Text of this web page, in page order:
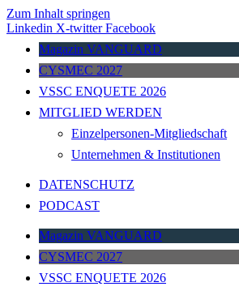
Zum Inhalt springen
Linkedin X-twitter Facebook
Magazin VANGUARD
CYSMEC 2027
VSSC ENQUETE 2026
MITGLIED WERDEN
Einzelpersonen-Mitgliedschaft
Unternehmen & Institutionen
DATENSCHUTZ
PODCAST
Magazin VANGUARD
CYSMEC 2027
VSSC ENQUETE 2026